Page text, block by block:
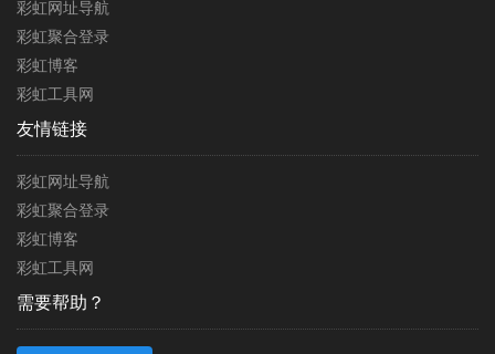
彩虹网址导航
彩虹聚合登录
彩虹博客
彩虹工具网
友情链接
彩虹网址导航
彩虹聚合登录
彩虹博客
彩虹工具网
需要帮助？